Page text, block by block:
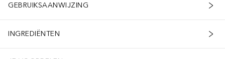
GEBRUIKSAANWIJZING
INGREDIËNTEN